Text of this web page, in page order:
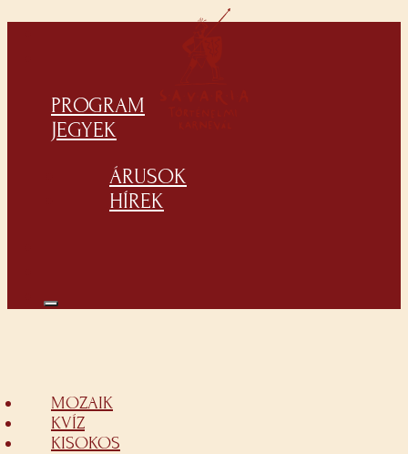
PROGRAM
JEGYEK
ÁRUSOK
HÍREK
MOZAIK
KVÍZ
KISOKOS